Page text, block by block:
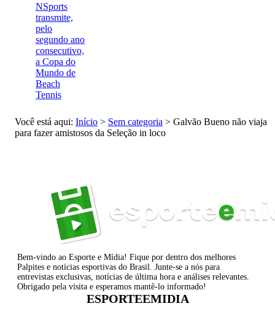
NSports
transmite,
pelo
segundo ano
consecutivo,
a Copa do
Mundo de
Beach
Tennis
Você está aqui: Início > Sem categoria > Galvão Bueno não viaja
para fazer amistosos da Seleção in loco
Bem-vindo ao Esporte e Mídia! Fique por dentro dos melhores
Palpites e notícias esportivas do Brasil. Junte-se a nós para
entrevistas exclusivas, notícias de última hora e análises relevantes.
Obrigado pela visita e esperamos mantê-lo informado!
ESPORTEEMIDIA